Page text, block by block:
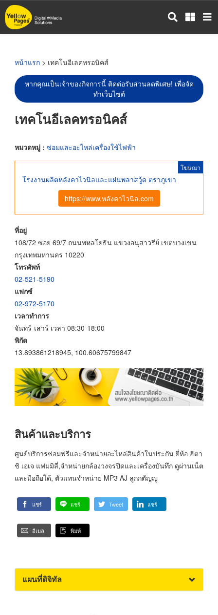
ข้าม
ไป
หน้าแรก > เทคโนอีเลคทรอนิคส์
หากคุณเป็นเจ้าของกิจการนี้ ติดต่อรับส่วนลดพิเศษ! เพื่อจัด
ทำเว็บไซต์
เทคโนอีเลคทรอนิคส์
หมวดหมู่ : ซ่อมและอะไหล่เครื่องใช้ไฟฟ้า
โฆษณา
โรงงานผลิตหลังคาไวนิลและแผ่นพลาสวู้ด ตราภูเขา
https://www.หลังคาไวนิล.com
ที่อยู่
108/72 ซอย 69/7 ถนนพหลโยธิน แขวงอนุสาวรีย์ เขตบางเขน
กรุงเทพมหานคร 10220
โทรศัพท์
02-521-5190
แฟกซ์
02-972-5170
เวลาทำการ
จันทร์-เสาร์ เวลา 08:30-18:00
พิกัด
13.893861218945, 100.60675799847
สินค้าและบริการ
ศูนย์บริการซ่อมฟรีและจำหน่ายอะไหล่สินค้าในประกัน ยี่ห้อ ฮิตา
ชิ เอเจ แฟมมิลี่,จำหน่ายกล้องวงจรปิดและเครื่องบันทึก ดูผ่านเน็ต
และมือถือได้, ตัวแทนจำหน่าย MP3 AJ ลูกกตัญญู
แชร์ แชร์ Tweet แชร์
อีเมล พิมพ์
แผนที่ดิจิทัล